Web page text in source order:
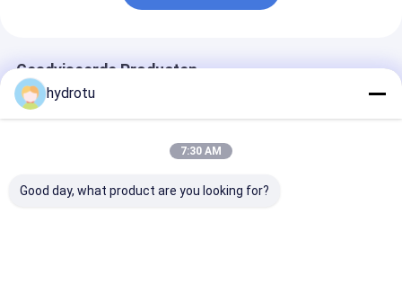
Geadviseerde Producten
hydrotu
7:30 AM
Good day, what product are you looking for?